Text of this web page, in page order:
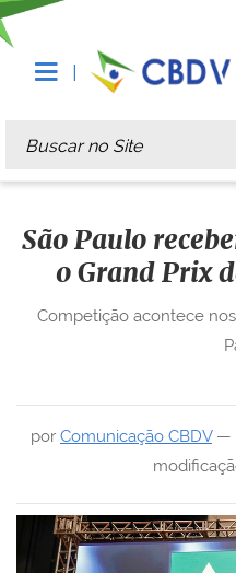
Busca
Busca Avançada…
São Paulo
o Grand Prix
por Comunicação CBDV—
Competição acontece